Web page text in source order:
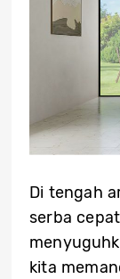
Di tengah
serba
kita